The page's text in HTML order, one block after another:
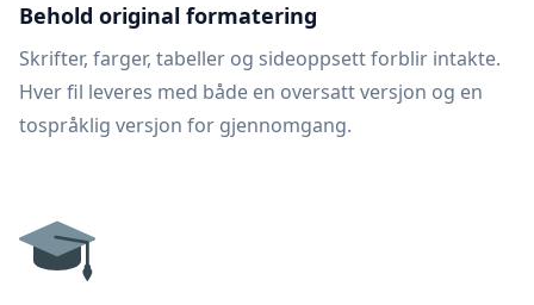
Behold original formatering
Skrifter, farger, tabeller og sideoppsett forblir intakte.
Hver fil leveres med både en oversatt versjon og en
tospråklig versjon for gjennomgang.